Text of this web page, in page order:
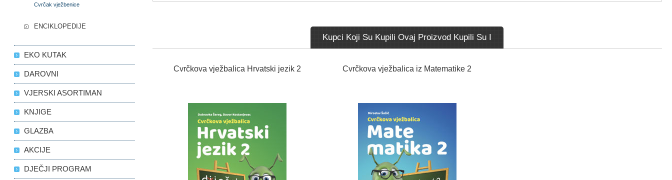
Kupci Koji Su Kupili Ovaj Proizvod Kupili Su I
Cvrčkova vježbalica Hrvatski jezik 2 Cvrčkova vježbalica iz Matematike 2
Cvrčak vježbenice
ENCIKLOPEDIJE
EKO KUTAK
DAROVNI
VJERSKI ASORTIMAN
KNJIGE
GLAZBA
AKCIJE
DJEČJI PROGRAM